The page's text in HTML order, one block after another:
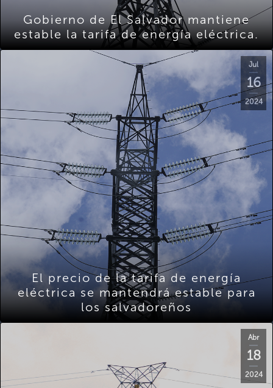
Gobierno de El Salvador mantiene
estable la tarifa de energía eléctrica.
Jul
16
2024
El precio de la tarifa de energía
eléctrica se mantendrá estable para
los salvadoreños
Abr
18
2024